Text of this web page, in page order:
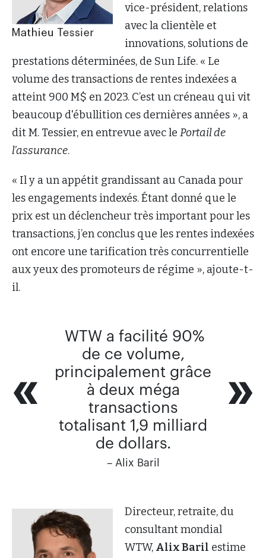
vice-président, relations
avec la clientèle et
innovations, solutions de
prestations déterminées, de Sun Life. « Le
volume des transactions de rentes indexées a
atteint 900 M$ en 2023. C’est un créneau qui vit
beaucoup d'ébullition ces dernières années », a
dit M. Tessier, en entrevue avec le Portail de
l’assurance.
« Il y a un appétit grandissant au Canada pour
les engagements indexés. Étant donné que le
prix est un déclencheur très important pour les
transactions, j’en conclus que les rentes indexées
ont encore une tarification très concurrentielle
aux yeux des promoteurs de régime », ajoute-t-
il.
WTW a facilité 90%
de ce volume,
principalement grâce
à deux méga
transactions
totalisant 1,9 milliard
de dollars.
– Alix Baril
Directeur, retraite, du
consultant mondial
WTW, Alix Baril estime